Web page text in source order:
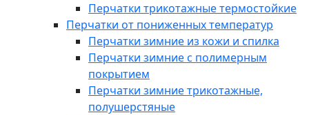
Перчатки трикотажные термостойкие
Перчатки от пониженных температур
Перчатки зимние из кожи и спилка
Перчатки зимние с полимерным
покрытием
Перчатки зимние трикотажные,
полушерстяные